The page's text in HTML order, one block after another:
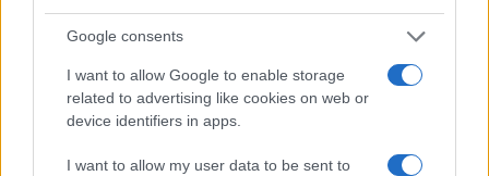
Google consents
I want to allow Google to enable storage
related to advertising like cookies on web or
device identifiers in apps.
I want to allow my user data to be sent to
36:33 L’attacco della Ferragni a Sala su Milano
insicura. Adesso fa retromarcia…